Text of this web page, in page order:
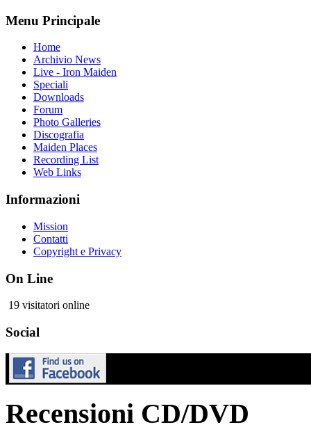
Menu Principale
Home
Archivio News
Live - Iron Maiden
Speciali
Downloads
Forum
Photo Galleries
Discografia
Maiden Places
Recording List
Web Links
Informazioni
Mission
Contatti
Copyright e Privacy
On Line
19 visitatori online
Social
Recensioni CD/DVD